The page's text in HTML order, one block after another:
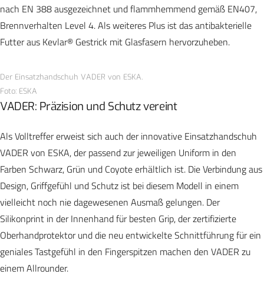
nach EN 388 ausgezeichnet und flammhemmend gemäß EN407,
Brennverhalten Level 4. Als weiteres Plus ist das antibakterielle
Futter aus Kevlar® Gestrick mit Glasfasern hervorzuheben.
Der Einsatzhandschuh VADER von ESKA.
Foto: ESKA
VADER: Präzision und Schutz vereint
Als Volltreffer erweist sich auch der innovative Einsatzhandschuh
VADER von ESKA, der passend zur jeweiligen Uniform in den
Farben Schwarz, Grün und Coyote erhältlich ist. Die Verbindung aus
Design, Griffgefühl und Schutz ist bei diesem Modell in einem
vielleicht noch nie dagewesenen Ausmaß gelungen. Der
Silikonprint in der Innenhand für besten Grip, der zertifizierte
Oberhandprotektor und die neu entwickelte Schnittführung für ein
geniales Tastgefühl in den Fingerspitzen machen den VADER zu
einem Allrounder.